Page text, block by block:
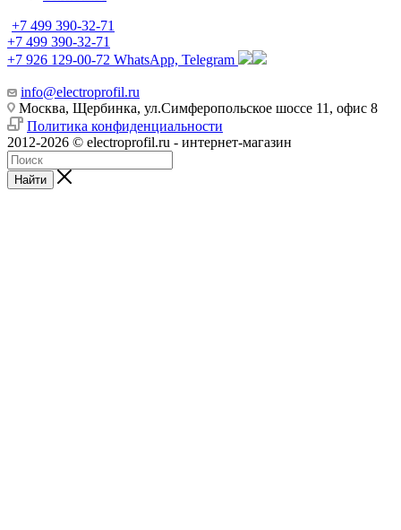
+7 499 390-32-71
+7 499 390-32-71
+7 926 129-00-72 WhatsApp, Telegram
info@electroprofil.ru
Москва, Щербинка, ул.Симферопольское шоссе 11, офис 8
Политика конфиденциальности
2012-2026 © electroprofil.ru - интернет-магазин
Найти